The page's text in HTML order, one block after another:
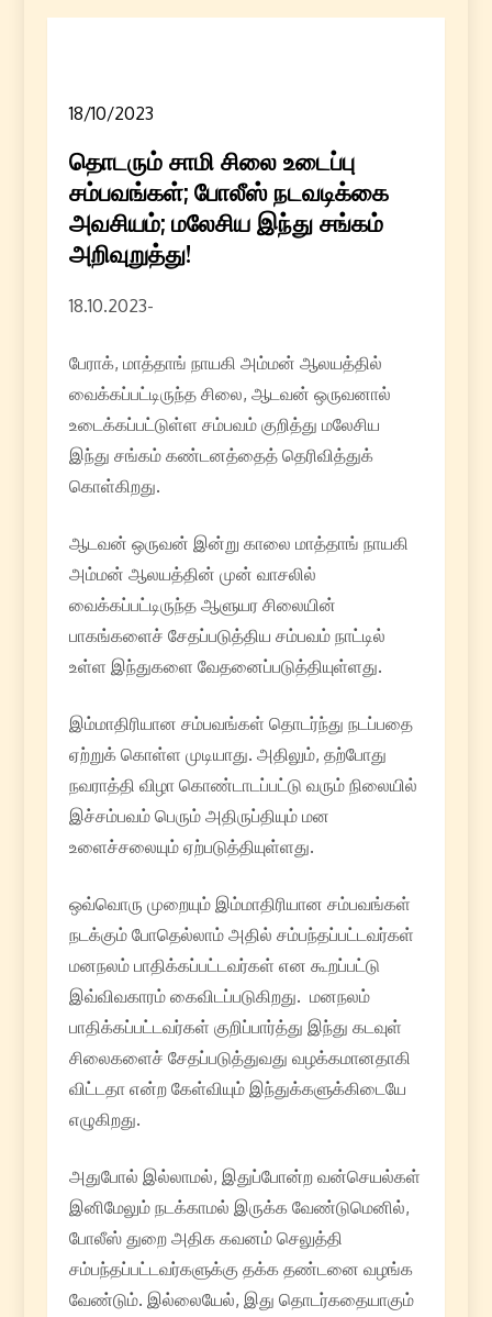
18/10/2023
தொடரும் சாமி சிலை உடைப்பு
சம்பவங்கள்; போலீஸ் நடவடிக்கை
அவசியம்; மலேசிய இந்து சங்கம்
அறிவுறுத்து!
18.10.2023-
பேராக், மாத்தாங் நாயகி அம்மன் ஆலயத்தில்
வைக்கப்பட்டிருந்த சிலை, ஆடவன் ஒருவனால்
உடைக்கப்பட்டுள்ள சம்பவம் குறித்து மலேசிய
இந்து சங்கம் கண்டனத்தைத் தெரிவித்துக்
கொள்கிறது.
ஆடவன் ஒருவன் இன்று காலை மாத்தாங் நாயகி
அம்மன் ஆலயத்தின் முன் வாசலில்
வைக்கப்பட்டிருந்த ஆளுயர சிலையின்
பாகங்களைச் சேதப்படுத்திய சம்பவம் நாட்டில்
உள்ள இந்துகளை வேதனைப்படுத்தியுள்ளது.
இம்மாதிரியான சம்பவங்கள் தொடர்ந்து நடப்பதை
ஏற்றுக் கொள்ள முடியாது. அதிலும், தற்போது
நவராத்தி விழா கொண்டாடப்பட்டு வரும் நிலையில்
இச்சம்பவம் பெரும் அதிருப்தியும் மன
உளைச்சலையும் ஏற்படுத்தியுள்ளது.
ஒவ்வொரு முறையும் இம்மாதிரியான சம்பவங்கள்
நடக்கும் போதெல்லாம் அதில் சம்பந்தப்பட்டவர்கள்
மனநலம் பாதிக்கப்பட்டவர்கள் என கூறப்பட்டு
இவ்விவகாரம் கைவிடப்படுகிறது. மனநலம்
பாதிக்கப்பட்டவர்கள் குறிப்பார்த்து இந்து கடவுள்
சிலைகளைச் சேதப்படுத்துவது வழக்கமானதாகி
விட்டதா என்ற கேள்வியும் இந்துக்களுக்கிடையே
எழுகிறது.
அதுபோல் இல்லாமல், இதுப்போன்ற வன்செயல்கள்
இனிமேலும் நடக்காமல் இருக்க வேண்டுமெனில்,
போலீஸ் துறை அதிக கவனம் செலுத்தி
சம்பந்தப்பட்டவர்களுக்கு தக்க தண்டனை வழங்க
வேண்டும். இல்லையேல், இது தொடர்கதையாகும்